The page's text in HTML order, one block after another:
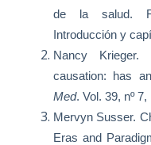
de la salud.
Introducción y
Nancy
causation: has
Med. Vol. 39, nº
Mervyn Susser.
Eras and